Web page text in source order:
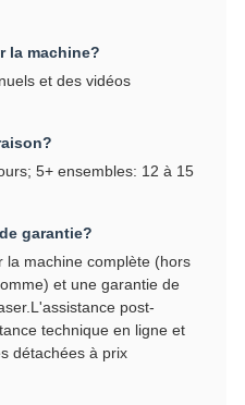
la machine?
et des vidéos
5+ ensembles: 12 à 15
garantie?
la machine complète (hors
et une garantie de
post-
technique en ligne et
détachées à prix